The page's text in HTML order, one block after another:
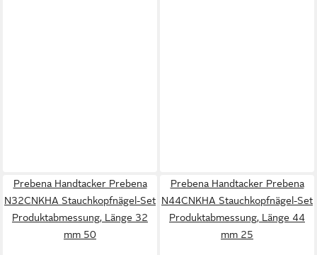
Prebena Handtacker Prebena
N32CNKHA Stauchkopfnägel-Set
Produktabmessung, Länge 32
mm 50
Prebena Handtacker Prebena
N44CNKHA Stauchkopfnägel-Set
Produktabmessung, Länge 44
mm 25